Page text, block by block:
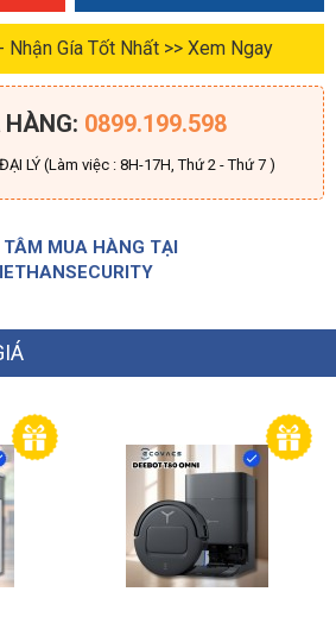
Gía Tốt Nhất >> Xem Ngay
0899.199.598
LÝ (Làm việc : 8H-17H, Thứ 2 - Thứ 7 )
TÂM MUA HÀNG TẠI